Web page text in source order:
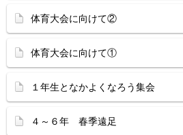
体育大会に向けて②
体育大会に向けて①
１年生となかよくなろう集会
４～６年 春季遠足